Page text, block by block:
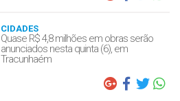
CIDADES
Quase R$ 4,8 milhões em obras serão
anunciados nesta quinta (6), em
Tracunhaém